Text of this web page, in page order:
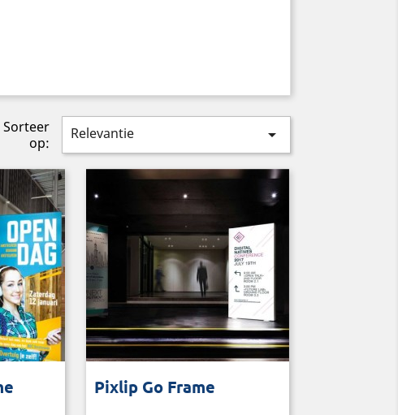
Sorteer
op:
Relevantie 
prints Pixlip Go Frame
Eenvoudig te vervoeren LED frame